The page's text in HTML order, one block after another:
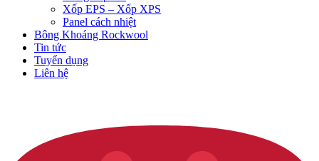
Xốp EPS – Xốp XPS
Panel cách nhiệt
Bông Khoáng Rockwool
Tin tức
Tuyển dụng
Liên hệ